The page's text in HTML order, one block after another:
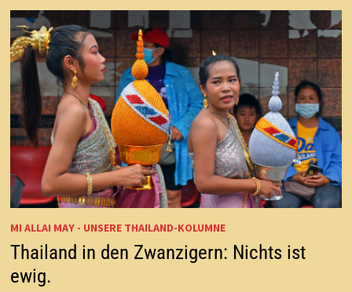
MI ALLAI MAY - UNSERE THAILAND-KOLUMNE
Thailand in den Zwanzigern: Nichts ist
ewig.